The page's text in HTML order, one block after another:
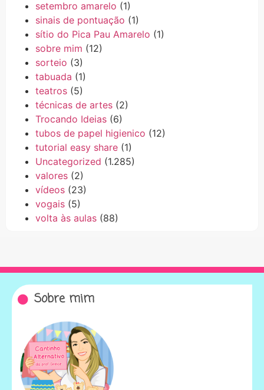
setembro amarelo (1)
sinais de pontuação (1)
sítio do Pica Pau Amarelo (1)
sobre mim (12)
sorteio (3)
tabuada (1)
teatros (5)
técnicas de artes (2)
Trocando Ideias (6)
tubos de papel higienico (12)
tutorial easy share (1)
Uncategorized (1.285)
valores (2)
vídeos (23)
vogais (5)
volta às aulas (88)
Sobre mim